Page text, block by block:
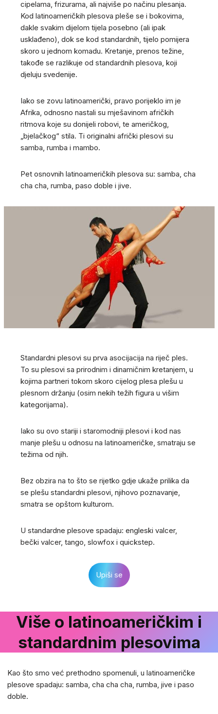
cipelama, frizurama, ali najviše po načinu plesanja.
Kod latinoameričkih plesova pleše se i bokovima,
dakle svakim dijelom tijela posebno (ali ipak
usklađeno), dok se kod standardnih, tijelo pomijera
skoro u jednom komadu. Kretanje, prenos težine,
takođe se razlikuje od standardnih plesova, koji
djeluju svedenije.
Iako se zovu latinoamerički, pravo porijeklo im je
Afrika, odnosno nastali su mješavinom afričkih
ritmova koje su donijeli robovi, te američkog,
„bjelačkog“ stila. Ti originalni afrički plesovi su
samba, rumba i mambo.
Pet osnovnih latinoameričkih plesova su: samba, cha
cha cha, rumba, paso doble i jive.
Standardni plesovi su prva asocijacija na riječ ples.
To su plesovi sa prirodnim i dinamičnim kretanjem, u
kojima partneri tokom skoro cijelog plesa plešu u
plesnom držanju (osim nekih težih figura u višim
kategorijama).
Iako su ovo stariji i staromodniji plesovi i kod nas
manje plešu u odnosu na latinoameričke, smatraju se
težima od njih.
Bez obzira na to što se rijetko gdje ukaže prilika da
se plešu standardni plesovi, njihovo poznavanje,
smatra se opštom kulturom.
U standardne plesove spadaju: engleski valcer,
bečki valcer, tango, slowfox i quickstep.
Upiši se
Više o latinoameričkim i
standardnim plesovima
Kao što smo već prethodno spomenuli, u latinoameričke
plesove spadaju: samba, cha cha cha, rumba, jive i paso
doble.